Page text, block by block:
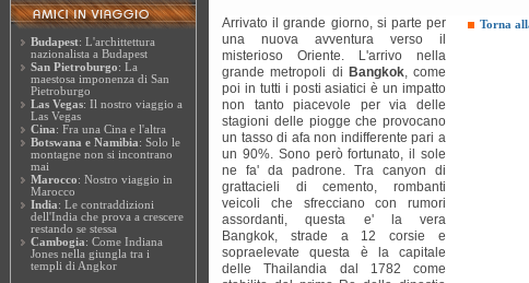
Budapest: L'archittettura
nazionalista a Budapest
San Pietroburgo: La
maestosa imponenza di San
Pietroburgo
Las Vegas: Il nostro viaggio a
Las Vegas
Cina: Fra una Cina e l'altra
Botswana e Namibia: Solo le
montagne non si incontrano
mai
Marocco: Nostro viaggio in
Marocco
India: Le contraddizioni
dell'India che prova a crescere
restando se stessa
Cambogia: Come Indiana
Jones nella giungla tra i
templi di Angkor
Torna
Arrivato il grande giorno, si parte per
una nuova avventura verso il
misterioso Oriente. L'arrivo nella
grande metropoli di Bangkok, come
poi in tutti i posti asiatici è un impatto
non tanto piacevole per via delle
stagioni delle piogge che provocano
un tasso di afa non indifferente pari a
un 90%. Sono però fortunato, il sole
ne fa' da padrone. Tra canyon di
grattacieli di cemento, rombanti
veicoli che sfrecciano con rumori
assordanti, questa e' la vera
Bangkok, strade a 12 corsie e
sopraelevate questa è la capitale
delle Thailandia dal 1782 come